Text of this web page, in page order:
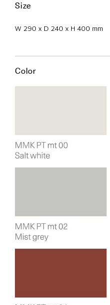
Size
W 290 x D 240 x H 400 mm
Color